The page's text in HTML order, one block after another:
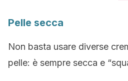
Pelle secca
Non basta usare diverse
pelle: è sempre secca e